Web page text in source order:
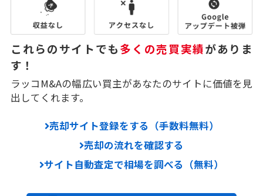
これらのサイトでも多くの売買実績がありま
す！
ラッコM&Aの幅広い買主があなたのサイトに価値を見
出してくれます。
売却サイト登録をする（手数料無料）
売却の流れを確認する
サイト自動査定で相場を調べる（無料）